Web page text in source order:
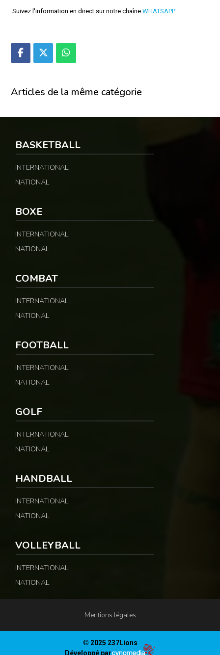
Suivez l'information en direct sur notre chaîne WHATSAPP
Articles de la même catégorie
BASKETBALL
INTERNATIONAL
NATIONAL
BOXE
INTERNATIONAL
NATIONAL
COMBAT
INTERNATIONAL
NATIONAL
FOOTBALL
INTERNATIONAL
NATIONAL
GOLF
INTERNATIONAL
NATIONAL
HANDBALL
INTERNATIONAL
NATIONAL
VOLLEYBALL
INTERNATIONAL
NATIONAL
Mentions légales
© 2025 237Lions
Développé par